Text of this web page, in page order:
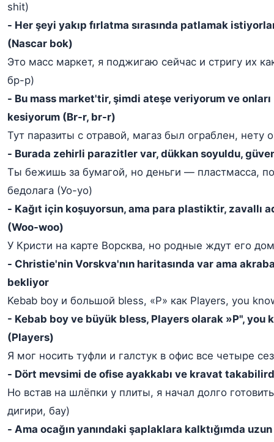
shit)
- Her şeyi yakıp fırlatma sırasında patlamak
(Nascar bok)
Это масс маркет, я поджигаю сейчас и стригу их
бр-р)
- Bu mass market'tir, şimdi ateşe veriyorum ve
kesiyorum (Br-r, br-r)
Тут паразиты с отравой, магаз был ограблен, нету
- Burada zehirli parazitler var, dükkan soyuldu,
Ты бежишь за бумагой, но деньги — пластмасса,
бедолага (Уо-уо)
- Kağıt için koşuyorsun, ama para plastiktir, zavallı
(Woo-woo)
У Кристи на карте Ворсква, но родные ждут его
- Christie'nin Vorskva'nın haritasında var ama
bekliyor
Kebab boy и большой bless, «P» как Players, you
- Kebab boy ve büyük bless, Players olarak »P", you
(Players)
Я мог носить туфли и галстук в офис все четыре
- Dört mevsimi de ofise ayakkabı ve kravat
Но встав на шлёпки у плиты, я начал долго
дигири, бау)
- Ama ocağın yanındaki şaplaklara kalktığımda